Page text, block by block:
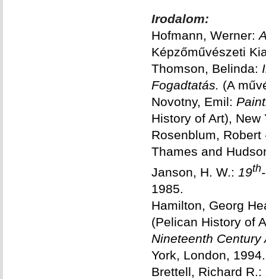
Irodalom:
Hofmann, Werner:
Képzőművészeti
Thomson, Belinda:
Fogadtatás.
(A
Novotny, Emil:
History of Art), New
Rosenblum,
Thames and
Janson, H. W.: 19th
1985.
Hamilton, Georg
(Pelican History of
Nineteenth Century
York, London, 1994.
Brettell, Richard R.: